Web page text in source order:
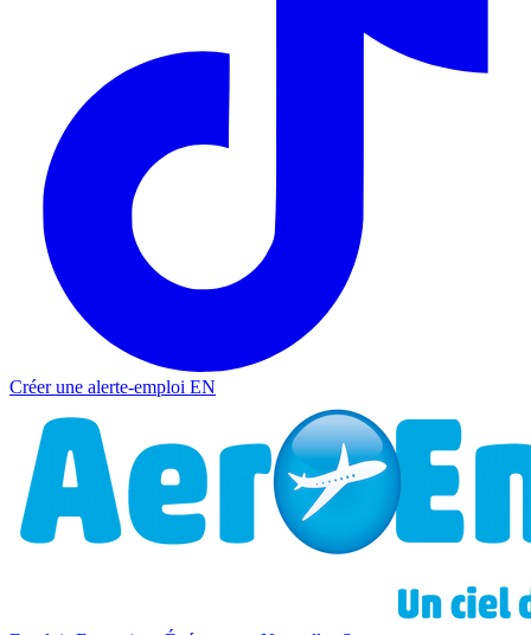
Créer une alerte-emploi EN